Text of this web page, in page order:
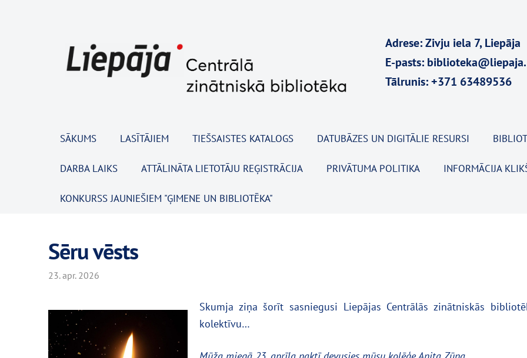
Adrese: Zivju iela 7, Liepāja
E-pasts:
Tālrunis: +371 63489536
SĀKUMS LASĪTĀJIEM TIEŠSAISTES KATALOGS DATUBĀZES UN DIGITĀLIE RESURSI
DARBA LAIKS ATTĀLINĀTA LIETOTĀJU REĢISTRĀCIJA PRIVĀTUMA POLITIKA INFORMĀCIJA
KONKURSS JAUNIEŠIEM "ĢIMENE UN BIBLIOTĒKA"
Sēru vēsts
23. apr. 2026
Skumja ziņa šorīt sasniegusi Liepājas Centrālās zinātniskās
kolektīvu…